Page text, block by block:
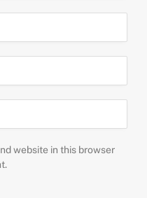
website in this browser